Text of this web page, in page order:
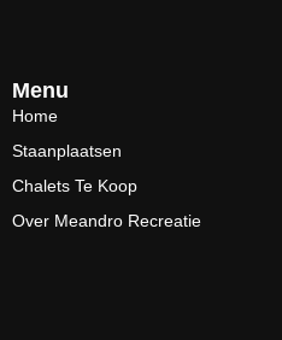
Menu
Home
Staanplaatsen
Chalets Te Koop
Over Meandro Recreatie